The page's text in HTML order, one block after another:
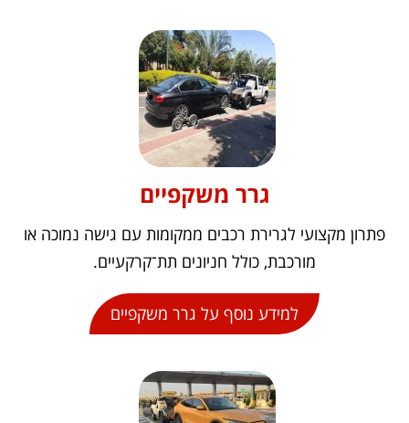
גרר משקפיים
פתרון מקצועי לגרירת רכבים ממקומות עם גישה נמוכה או
מורכבת, כולל חניונים תת־קרקעיים.
למידע נוסף על גרר משקפיים